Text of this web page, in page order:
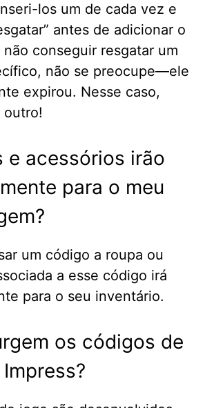
los um de cada vez e
antes de adicionar o
conseguir resgatar um
não se preocupe—ele
expirou. Nesse caso,
outro!
e acessórios irão
para o meu
um código a roupa ou
a esse código irá
para o seu inventário.
os códigos de